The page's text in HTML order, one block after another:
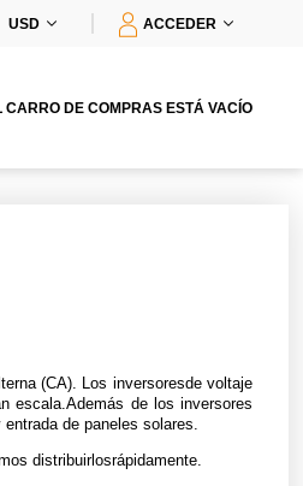
USD ACCEDER
CARRO DE COMPRAS ESTÁ VACÍO
(CA). Los inversoresde voltaje
escala.Además de los inversores
de paneles solares.
distribuirlosrápidamente.